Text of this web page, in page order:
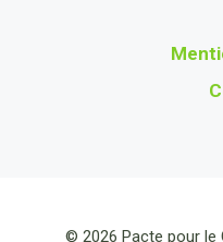
© 2026 Pacte pour le